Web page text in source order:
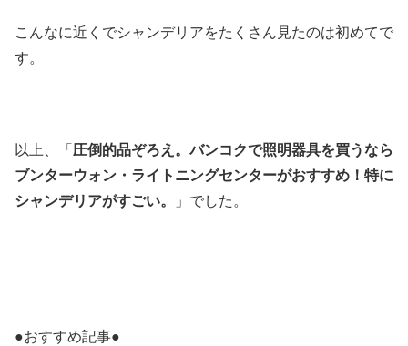
こんなに近くでシャンデリアをたくさん見たのは初めてで
す。
以上、「 圧倒的品ぞろえ。バンコクで照明器具を買うなら
ブンターウォン・ライトニングセンターがおすすめ！特に
シャンデリアがすごい。
」でした。
●おすすめ記事●